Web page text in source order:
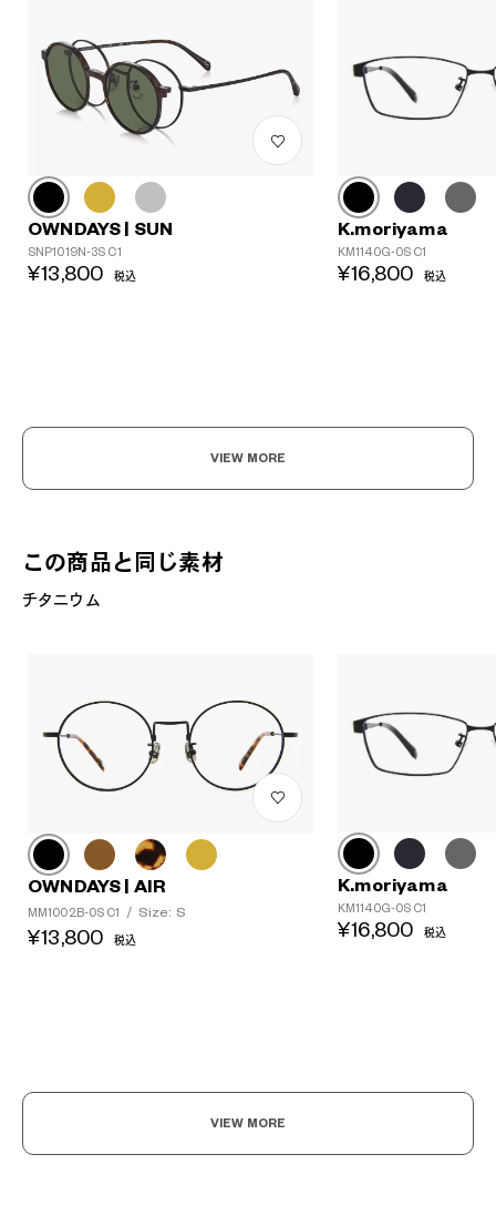
OWNDAYS | SUN
SNP1019N-3S C1
¥13,800 税込
K.moriyama
KM1140G-0S C1
¥16,800 税込
VIEW MORE
この商品と同じ素材
チタニウム
OWNDAYS | AIR
MM1002B-0S C1 / Size: S
¥13,800 税込
K.moriyama
KM1140G-0S C1
¥16,800 税込
VIEW MORE